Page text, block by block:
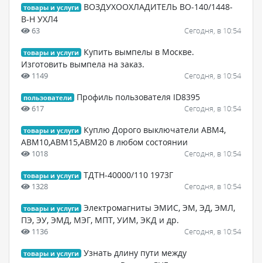
товары и услуги
ВОЗДУХООХЛАДИТЕЛЬ ВО-140/1448-
В-Н УХЛ4
63 Сегодня, в 10:54
товары и услуги
Купить вымпелы в Москве.
Изготовить вымпела на заказ.
1149 Сегодня, в 10:54
пользователи Профиль пользователя ID8395
617 Сегодня, в 10:54
товары и услуги
Куплю Дорого выключатели АВМ4,
АВМ10,АВМ15,АВМ20 в любом состоянии
1018 Сегодня, в 10:54
товары и услуги ТДТН-40000/110 1973Г
1328 Сегодня, в 10:54
товары и услуги
Электромагниты ЭМИС, ЭМ, ЭД, ЭМЛ,
ПЭ, ЭУ, ЭМД, МЭГ, МПТ, УИМ, ЭКД и др.
1136 Сегодня, в 10:54
товары и услуги
Узнать длину пути между